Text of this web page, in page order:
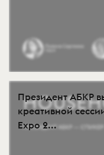
Президент АБКР
креативной
Expo 2...